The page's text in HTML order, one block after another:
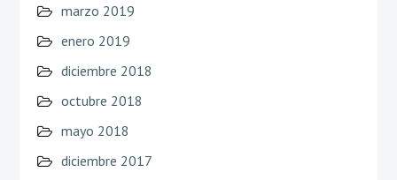
marzo 2019
enero 2019
diciembre 2018
octubre 2018
mayo 2018
diciembre 2017